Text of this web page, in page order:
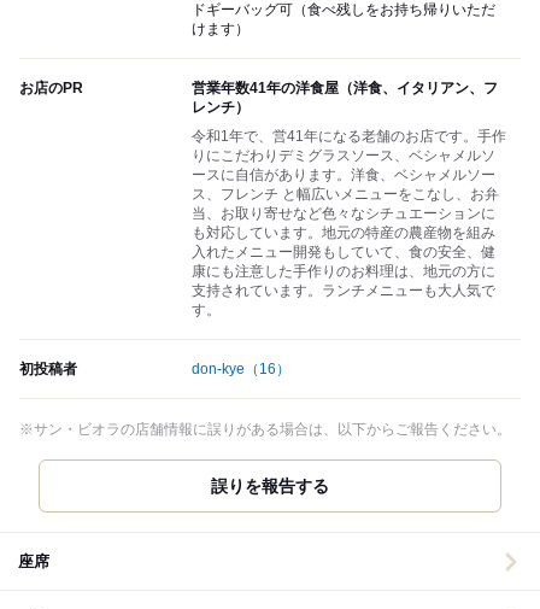
ドギーバッグ可（食べ残しをお持ち帰りいただ
けます）
お店のPR
営業年数41年の洋食屋（洋食、イタリアン、フ
レンチ）
令和1年で、営41年になる老舗のお店です。手作
りにこだわりデミグラスソース、ベシャメルソ
ースに自信があります。洋食、ベシャメルソー
ス、フレンチ と幅広いメニューをこなし、お弁
当、お取り寄せなど色々なシチュエーションに
も対応しています。地元の特産の農産物を組み
入れたメニュー開発もしていて、食の安全、健
康にも注意した手作りのお料理は、地元の方に
支持されています。ランチメニューも大人気で
す。
初投稿者 don-kye （16）
※サン・ビオラの店舗情報に誤りがある場合は、以下からご報告ください。
誤りを報告する
座席